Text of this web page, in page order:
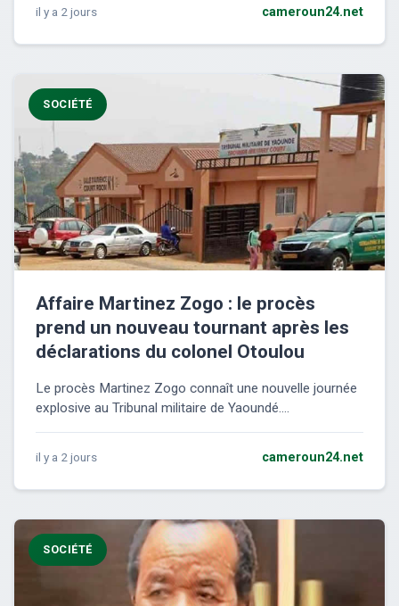
il y a 2 jours cameroun24.net
SOCIÉTÉ
Affaire Martinez Zogo : le procès
prend un nouveau tournant après les
déclarations du colonel Otoulou
Le procès Martinez Zogo connaît une nouvelle journée
explosive au Tribunal militaire de Yaoundé....
il y a 2 jours cameroun24.net
SOCIÉTÉ